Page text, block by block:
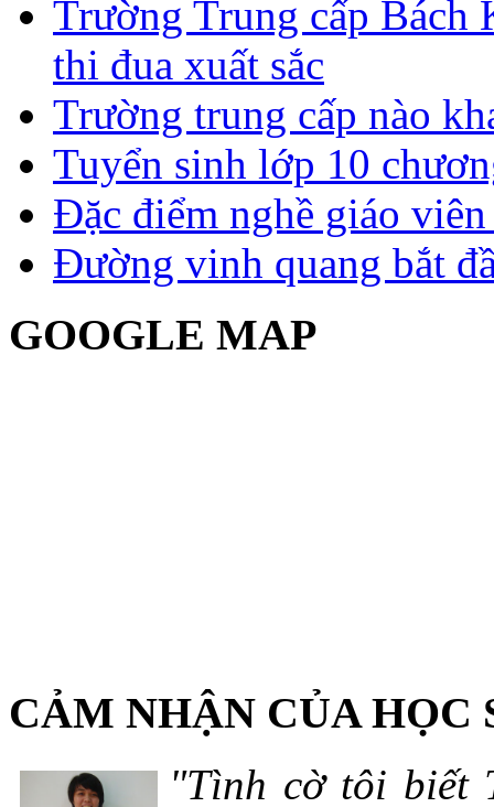
Trường Trung cấp Bách
thi đua xuất sắc
Trường trung cấp nào
Tuyển sinh lớp 10
Đặc điểm nghề giáo
Đường vinh quang bắt
GOOGLE MAP
CẢM NHẬN CỦA HỌC
"Tình cờ tôi biết